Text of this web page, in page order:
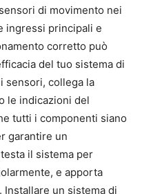
di movimento nei
ingressi principali e
corretto può
del tuo sistema di
sensori, collega la
le indicazioni del
tutti i componenti siano
garantire un
il sistema per
e apporta
un sistema di